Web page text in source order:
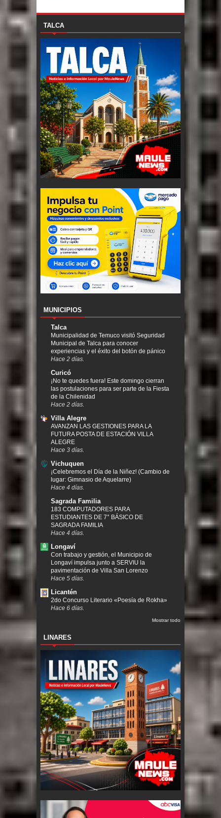
TALCA
MUNICIPIOS
Talca
Municipalidad de Temuco visitó Seguridad
Municipal de Talca para conocer
experiencias y el éxito del botón de pánico
Hace 2 días.
Curicó
¡No te quedes fuera! Este domingo cierran
las postulaciones para ser parte de la Fiesta
de la Chilenidad
Hace 2 días.
Villa Alegre
AVANZAN LAS GESTIONES PARA LA
FUTURA POSTA DE ESTACIÓN VILLA
ALEGRE
Hace 3 días.
Vichuquen
¡Celebremos el Día de la Niñez! (Cambio de
lugar: Gimnasio de Aquelarre)
Hace 4 días.
Sagrada Familia
183 COMPUTADORES PARA
ESTUDIANTES DE 7° BÁSICO DE
SAGRADA FAMILIA
Hace 4 días.
Longaví
Con trabajo y gestión, el Municipio de
Longaví impulsa junto a SERVIU la
pavimentación de Villa San Lorenzo
Hace 5 días.
Licantén
2do Concurso Literario «Poesía de Rokha»
Hace 6 días.
Mostrar todo
LINARES